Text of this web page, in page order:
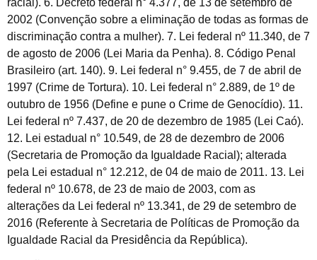
racial). 6. Decreto federal n° 4.377, de 13 de setembro de
2002 (Convenção sobre a eliminação de todas as formas de
discriminação contra a mulher). 7. Lei federal nº 11.340, de 7
de agosto de 2006 (Lei Maria da Penha). 8. Código Penal
Brasileiro (art. 140). 9. Lei federal n° 9.455, de 7 de abril de
1997 (Crime de Tortura). 10. Lei federal n° 2.889, de 1º de
outubro de 1956 (Define e pune o Crime de Genocídio). 11.
Lei federal nº 7.437, de 20 de dezembro de 1985 (Lei Caó).
12. Lei estadual n° 10.549, de 28 de dezembro de 2006
(Secretaria de Promoção da Igualdade Racial); alterada
pela Lei estadual n° 12.212, de 04 de maio de 2011. 13. Lei
federal nº 10.678, de 23 de maio de 2003, com as
alterações da Lei federal nº 13.341, de 29 de setembro de
2016 (Referente à Secretaria de Políticas de Promoção da
Igualdade Racial da Presidência da República).